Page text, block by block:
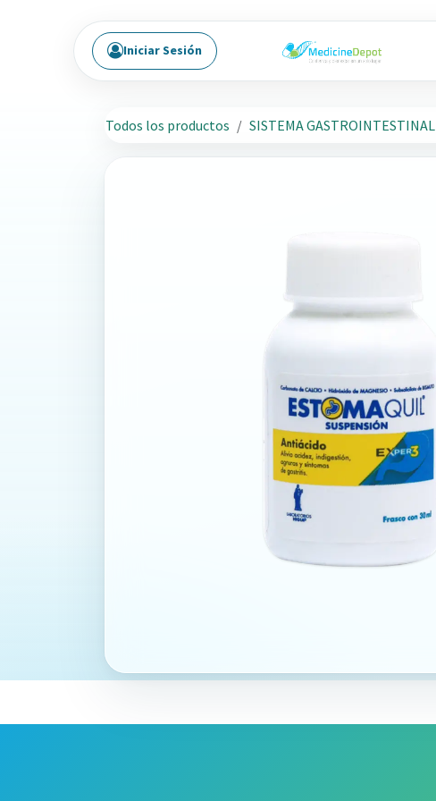
Iniciar Sesión
Todos los productos SISTEMA GASTROINTESTINAL